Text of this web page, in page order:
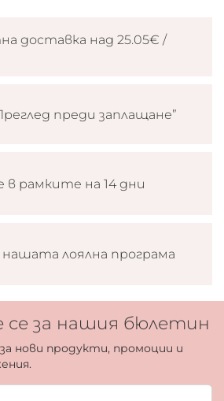
доставка над 25.05€ /
преди заплащане”
в рамките на 14 дни
лоялна програма
за нашия бюлетин
нови продукти, промоции и